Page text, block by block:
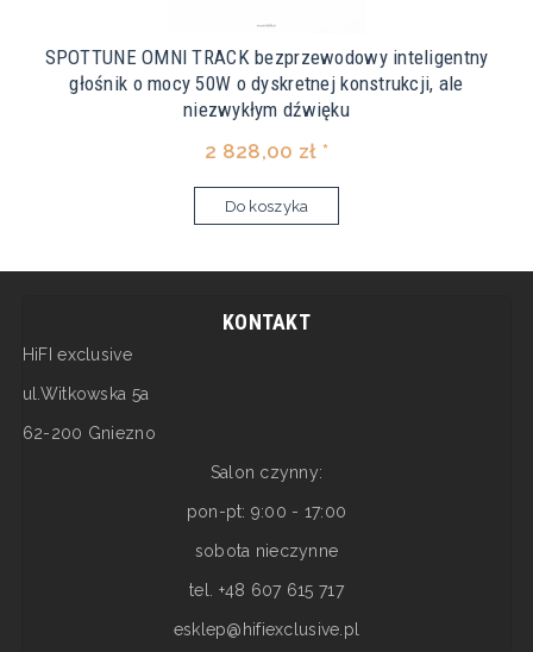
SPOTTUNE OMNI TRACK bezprzewodowy inteligentny
głośnik o mocy 50W o dyskretnej konstrukcji, ale
niezwykłym dźwięku
2 828,00 zł *
Do koszyka
KONTAKT
HiFI exclusive
ul.Witkowska 5a
62-200 Gniezno
Salon czynny:
pon-pt: 9:00 - 17:00
sobota nieczynne
tel. +48 607 615 717
esklep@hifiexclusive.pl